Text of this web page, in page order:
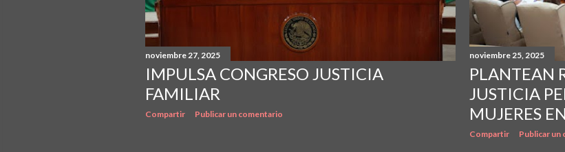
noviembre 27, 2025
IMPULSA CONGRESO JUSTICIA
FAMILIAR
Compartir Publicar un comentario
noviembre 25, 2025
PLANTEAN
JUSTICIA
MUJERES
Compartir Publicar un